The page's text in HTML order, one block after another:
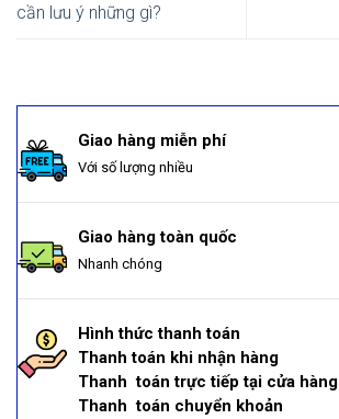
cần lưu ý những gì?
Giao hàng miễn phí
Với số lượng nhiều
Giao hàng toàn quốc
Nhanh chóng
Hình thức thanh toán
Thanh toán khi nhận hàng
Thanh toán trực tiếp tại cửa hàng
Thanh toán chuyển khoản